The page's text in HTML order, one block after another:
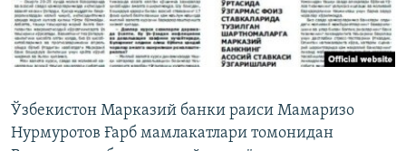
Ўзбекистон Марказий банки раиси Мамаризо
Нурмуротов Ғарб мамлакатлари томонидан